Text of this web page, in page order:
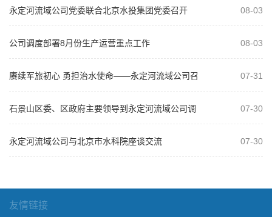
永定河流域公司党委联合北京水投集团党委召开
08-03
公司调度部署8月份生产运营重点工作 08-03
赓续军旅初心 勇担治水使命——永定河流域公司召
07-31
石景山区委、区政府主要领导到永定河流域公司调
07-30
永定河流域公司与北京市水科院座谈交流 07-30
友情链接